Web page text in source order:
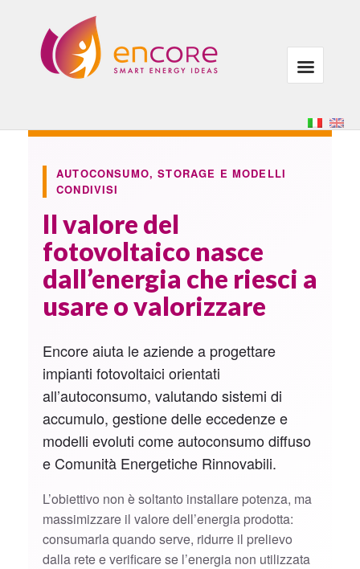
AUTOCONSUMO, STORAGE E MODELLI
CONDIVISI
Il valore del
fotovoltaico nasce
dall’energia che riesci a
usare o valorizzare
Encore aiuta le aziende a progettare
impianti fotovoltaici orientati
all’autoconsumo, valutando sistemi di
accumulo, gestione delle eccedenze e
modelli evoluti come autoconsumo diffuso
e Comunità Energetiche Rinnovabili.
L’obiettivo non è soltanto installare potenza, ma
massimizzare il valore dell’energia prodotta:
consumarla quando serve, ridurre il prelievo
dalla rete e verificare se l’energia non utilizzata